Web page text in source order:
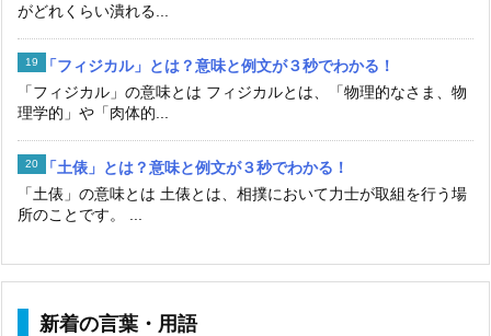
がどれくらい潰れる...
「フィジカル」とは？意味と例文が３秒でわかる！
「フィジカル」の意味とは フィジカルとは、「物理的なさま、物
理学的」や「肉体的...
「土俵」とは？意味と例文が３秒でわかる！
「土俵」の意味とは 土俵とは、相撲において力士が取組を行う場
所のことです。 ...
新着の言葉・用語